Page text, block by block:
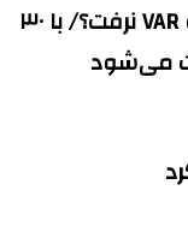
مالک خیبر: چرا هند پنالتی استقلال به VAR نرفت؟/ با ۳۰
می‌شود